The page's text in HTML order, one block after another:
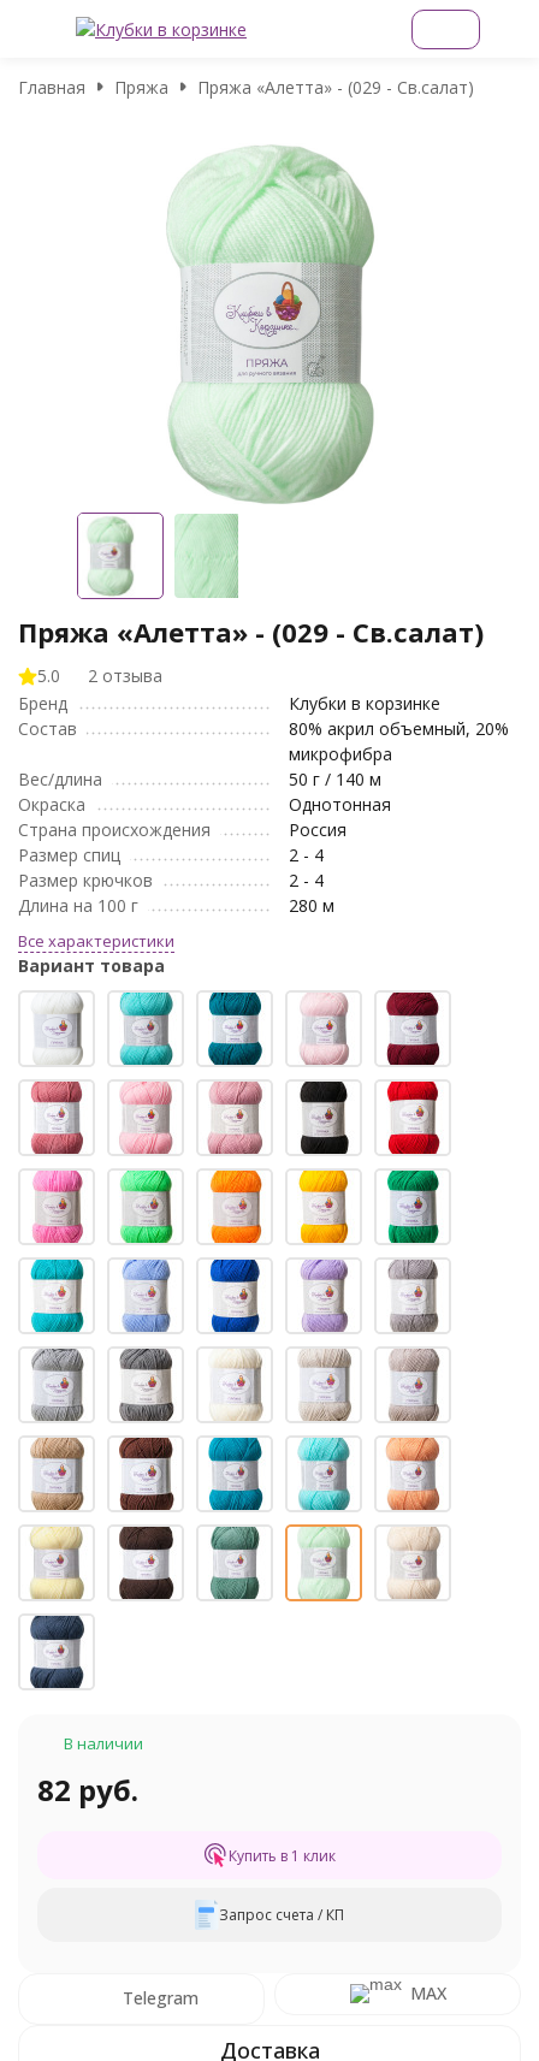
Главная Пряжа Пряжа «Алетта» - (029 - Св.салат)
Пряжа «Алетта» - (029 - Св.салат)
5.0
2 отзыва
Бренд
Клубки в корзинке
Состав
80% акрил объемный, 20%
микрофибра
Вес/длина
50 г / 140 м
Окраска
Однотонная
Страна происхождения
Россия
Размер спиц
2 - 4
Размер крючков
2 - 4
Длина на 100 г
280 м
Все характеристики
Вариант товара
В наличии
82 руб.
Купить в 1 клик
Запрос счета / КП
Telegram MAX